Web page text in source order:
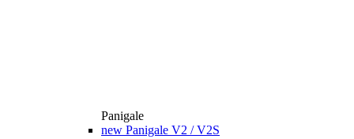
Panigale
new Panigale V2 / V2S